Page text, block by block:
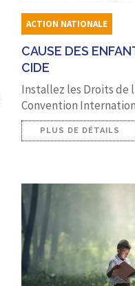
ACTION NATIONALE
CAUSE DES
CIDE
Installez les Droits de
Convention
PLUS DE DÉTAILS